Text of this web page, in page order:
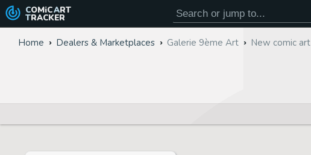
COMiC ART
TRACKER
Home Dealers & Marketplaces Galerie 9ème Art New comic art